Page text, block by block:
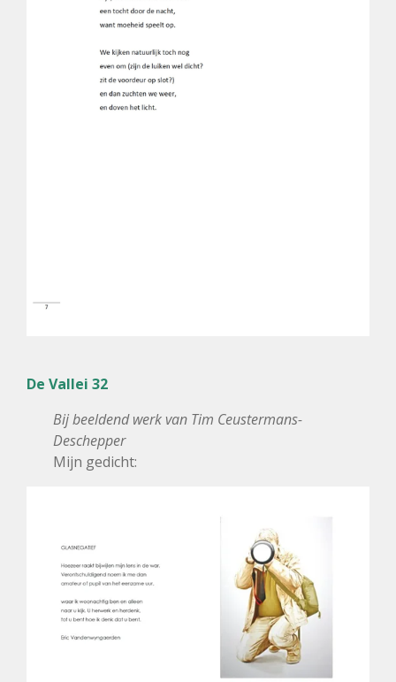
De Vallei 32
Bij beeldend werk van Tim Ceustermans-
Deschepper
Mijn gedicht: